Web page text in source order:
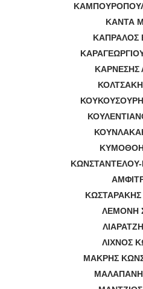
ΚΑΝΤΑ
ΚΑΠΡΑΛΟΣ
ΚΑΡΝΕΣΗΣ
ΛΕΜΟΝΗ
ΛΙΧΝΟΣ
ΜΑΚΡΗΣ